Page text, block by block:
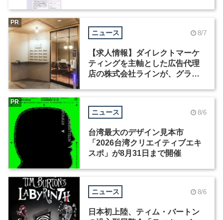
ニュース 8/7
【求人情報】ダイレクトマーケ
ティングを主軸とした広告代理
店の株式会社ラインが、グラフ
PR
ニュース 8/6
台湾最大のデザイン見本市
「2026台湾クリエイティブエキ
スポ」が8月31日まで開催
PR
ニュース 8/6
日本初上陸、ティム・バートン